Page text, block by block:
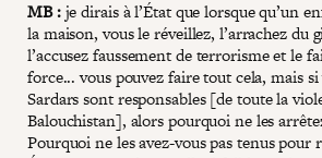
MB :je dirais à l’État que lorsque qu’un
la maison, vous le réveillez, l’arrachez du
l’accusez faussement de terrorisme et le
force... vous pouvez faire tout cela, mais si
Sardars sont responsables [de toute la
Balouchistan], alors pourquoi ne les
Pourquoi ne les avez-vous pas tenus pour